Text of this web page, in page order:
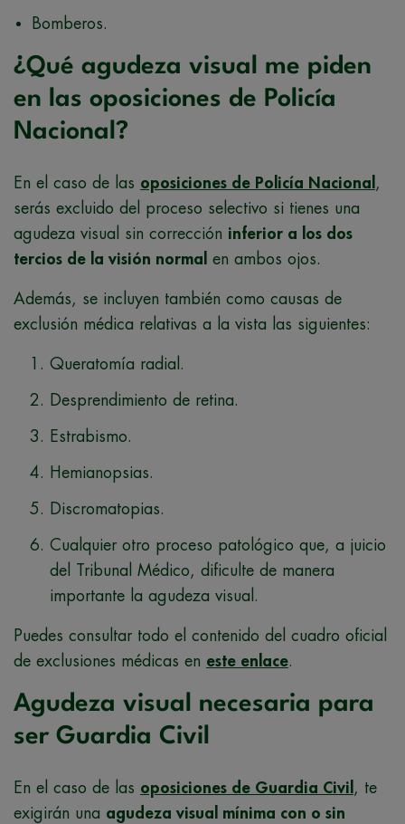
Bomberos.
¿Qué agudeza visual me piden
en las oposiciones de Policía
Nacional?
En el caso de las oposiciones de Policía Nacional ,
serás excluido del proceso selectivo si tienes una
agudeza visual sin corrección inferior a los dos
tercios de la visión normal
en ambos ojos.
Además, se incluyen también como causas de
exclusión médica relativas a la vista las siguientes:
Queratomía radial.
Desprendimiento de retina.
Estrabismo.
Hemianopsias.
Discromatopias.
Cualquier otro proceso patológico que, a juicio
del Tribunal Médico, dificulte de manera
importante la agudeza visual.
Puedes consultar todo el contenido del cuadro oficial
de exclusiones médicas en este enlace.
Agudeza visual necesaria para
ser Guardia Civil
En el caso de las oposiciones de Guardia Civil , te
exigirán una agudeza visual mínima con o sin